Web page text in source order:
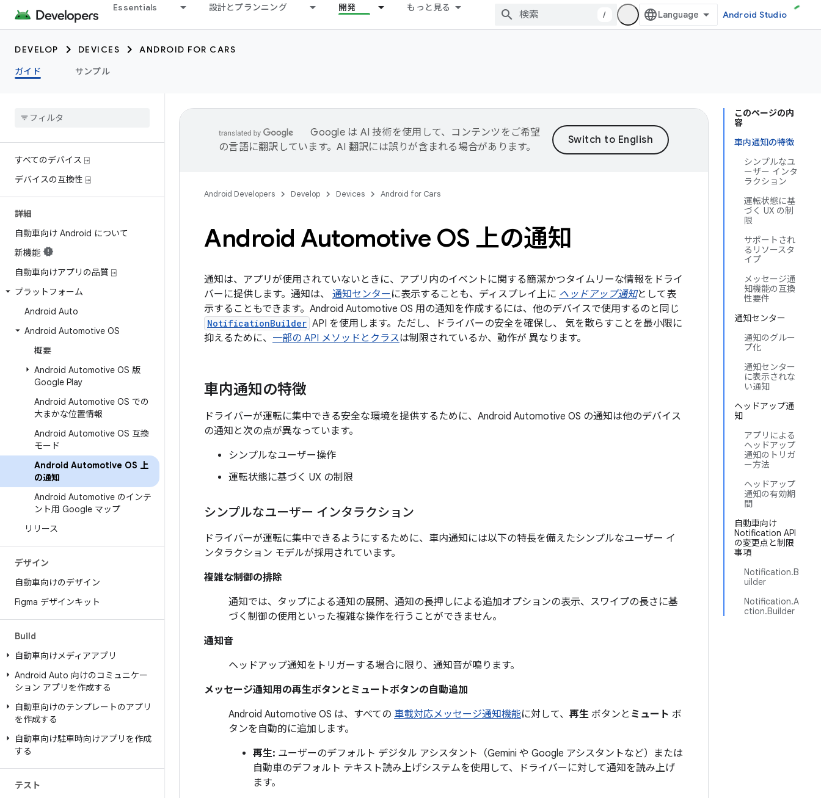
Essentials 設計とプランニング 開発 もっと見る
/ Android Studio
DEVELOP DEVICES
ANDROID FOR CARS
ガイド
サンプル
すべてのデバイス ⍈
デバイスの互換性 ⍈
詳細
自動車向け Android について
新機能
自動車向けアプリの品質 ⍈
プラットフォーム
Android Auto
Android Automotive OS
概要
Android Automotive OS 版
Google Play
Android Automotive OS での
大まかな位置情報
Android Automotive OS 互換
モード
Android Automotive OS 上
の通知
Android Automotive のインテ
ント用 Google マップ
リリース
デザイン
自動車向けのデザイン
Figma デザインキット
Build
自動車向けメディアアプリ
Android Auto 向けのコミュニケー
ション アプリを作成する
自動車向けのテンプレートのアプリ
を作成する
自動車向け駐車時向けアプリを作成
する
テスト
このページの内
容
車内通知の特徴
シンプルなユ
ーザー インタ
ラクション
運転状態に基
づく UX の制
限
サポートされ
るリソースタ
イプ
メッセージ通
知機能の互換
性要件
通知センター
通知のグルー
プ化
通知センター
に表示されな
い通知
ヘッドアップ通
知
アプリによる
ヘッドアップ
通知のトリガ
ー方法
ヘッドアップ
通知の有効期
間
自動車向け
Notification API
の変更点と制限
事項
Notification.B
uilder
Notification.A
ction.Builder
Google は AI 技術を使用して、コンテンツをご希望
の言語に翻訳しています。AI 翻訳には誤りが含まれる場合があります。
Android Developers Develop Devices Android for Cars
Android Automotive OS 上の通知
通知は、アプリが使用されていないときに、アプリ内のイベントに関する簡潔かつタイムリーな情報をドライ
バーに提供します。通知は、 通知センター に表示することも、ディスプレイ上に ヘッドアップ通知として表
示することもできます。Android Automotive OS 用の通知を作成するには、他のデバイスで使用するのと同じ
NotificationBuilder API を使用します。ただし、ドライバーの安全を確保し、 気を散らすことを最小限に
抑えるために、 一部の API メソッドとクラスは制限されているか、動作が 異なります。
車内通知の特徴
ドライバーが運転に集中できる安全な環境を提供するために、Android Automotive OS の通知は他のデバイス
の通知と次の点が異なっています。
シンプルなユーザー操作
運転状態に基づく UX の制限
シンプルなユーザー インタラクション
ドライバーが運転に集中できるようにするために、車内通知には以下の特長を備えたシンプルなユーザー イ
ンタラクション モデルが採用されています。
複雑な制御の排除
通知では、タップによる通知の展開、通知の長押しによる追加オプションの表示、スワイプの長さに基
づく制御の使用といった複雑な操作を行うことができません。
通知音
ヘッドアップ通知をトリガーする場合に限り、通知音が鳴ります。
メッセージ通知用の再生ボタンとミュートボタンの自動追加
Android Automotive OS は、すべての 車載対応メッセージ通知機能に対して、 再生 ボタンと ミュート ボ
タンを自動的に追加します。
再生: ユーザーのデフォルト デジタル アシスタント（Gemini や Google アシスタントなど）または
自動車のデフォルト テキスト読み上げシステムを使用して、ドライバーに対して通知を読み上げ
ます。